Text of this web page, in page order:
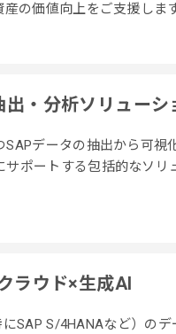
の価値向上をご支援します
出・分析ソリューシ
SAPデータの抽出から可視
サポートする包括的なソリ
ラウド×生成AI
SAP S/4HANAなど）のデ